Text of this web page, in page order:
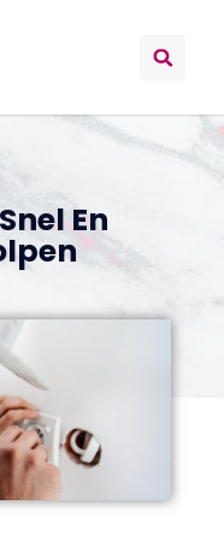
En